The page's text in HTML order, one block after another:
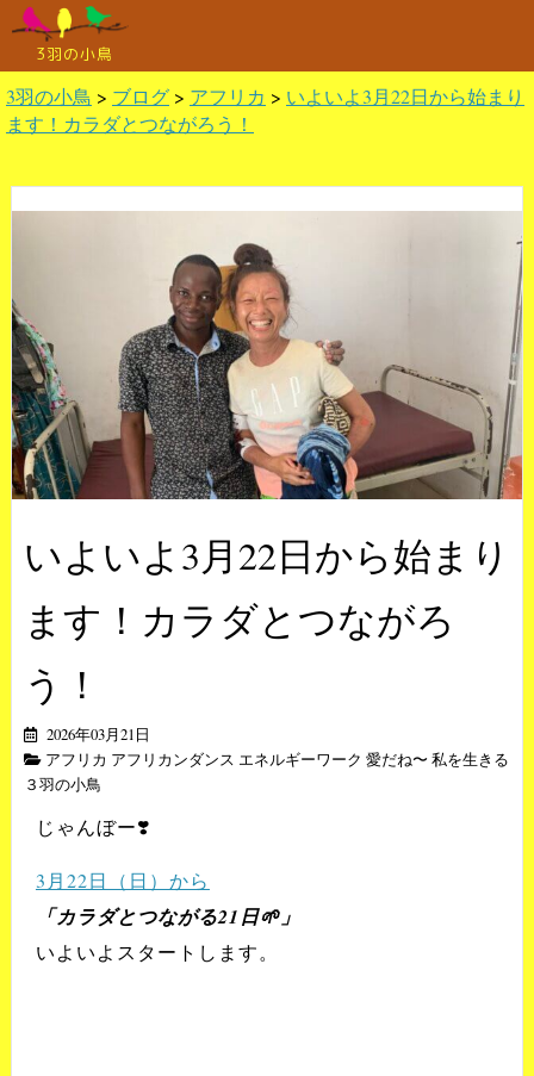
3羽の小鳥
3羽の小鳥 > ブログ > アフリカ > いよいよ3月22日から始まり
ます！カラダとつながろう！
いよいよ3月22日から始まり
ます！カラダとつながろ
う！
2026年03月21日
アフリカ アフリカンダンス エネルギーワーク 愛だね〜 私を生きる
３羽の小鳥
じゃんぼー❣️
3月22日（日）から
「カラダとつながる21日🌱」
いよいよスタートします。